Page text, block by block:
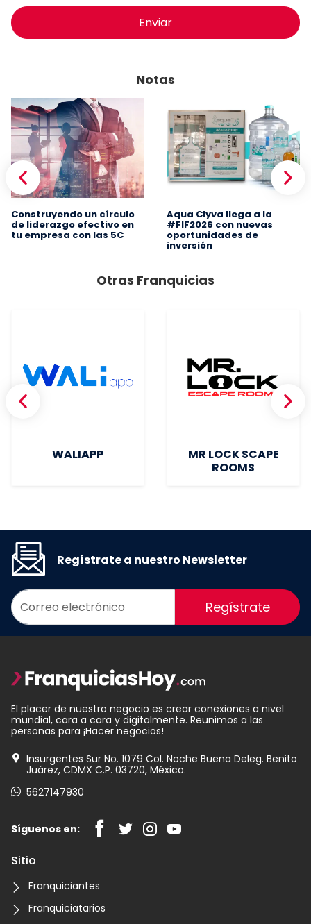
Enviar
Notas
Construyendo un círculo
de liderazgo efectivo en
tu empresa con las 5C
Aqua Clyva llega a la
#FIF2026 con nuevas
oportunidades de
inversión
Otras Franquicias
WALIAPP
MR LOCK SCAPE
ROOMS
Regístrate a nuestro Newsletter
Regístrate
El placer de nuestro negocio es crear conexiones a nivel
mundial, cara a cara y digitalmente. Reunimos a las
personas para ¡Hacer negocios!
Insurgentes Sur No. 1079 Col. Noche Buena Deleg. Benito
Juárez, CDMX C.P. 03720, México.
5627147930
Síguenos en:
Sitio
Franquiciantes
Franquiciatarios